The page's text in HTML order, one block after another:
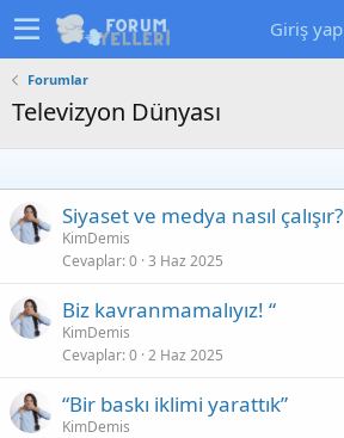
Giriş yap
Forumlar
Televizyon Dünyası
Siyaset ve medya nasıl çalışır?
KimDemis
Cevaplar 0 3 Haz 2025
Biz kavranmamalıyız! “
KimDemis
Cevaplar 0 2 Haz 2025
“Bir baskı iklimi yarattık”
KimDemis